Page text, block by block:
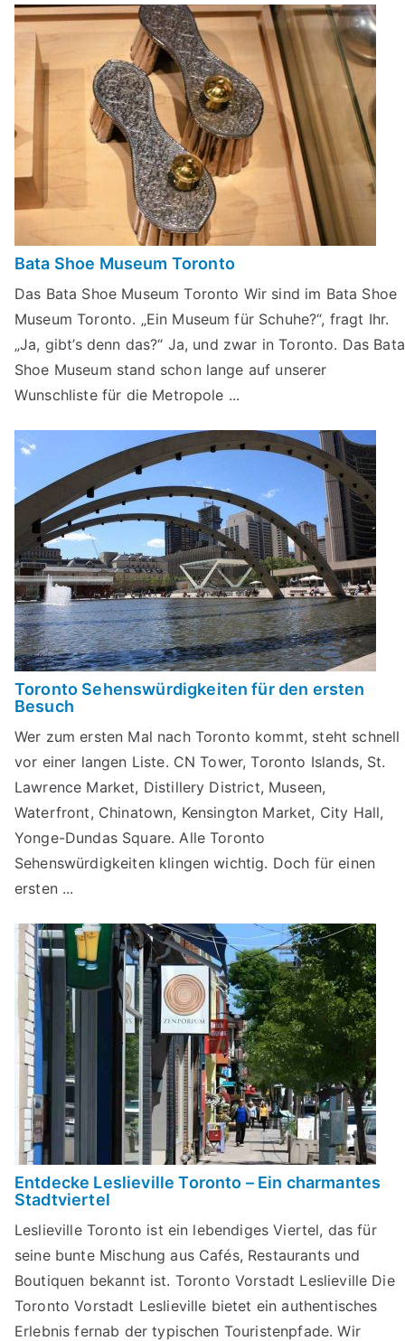
Bata Shoe Museum Toronto
Das Bata Shoe Museum Toronto Wir sind im Bata Shoe
Museum Toronto. „Ein Museum für Schuhe?“, fragt Ihr.
„Ja, gibt’s denn das?“ Ja, und zwar in Toronto. Das Bata
Shoe Museum stand schon lange auf unserer
Wunschliste für die Metropole ...
Toronto Sehenswürdigkeiten für den ersten
Besuch
Wer zum ersten Mal nach Toronto kommt, steht schnell
vor einer langen Liste. CN Tower, Toronto Islands, St.
Lawrence Market, Distillery District, Museen,
Waterfront, Chinatown, Kensington Market, City Hall,
Yonge-Dundas Square. Alle Toronto
Sehenswürdigkeiten klingen wichtig. Doch für einen
ersten ...
Entdecke Leslieville Toronto – Ein charmantes
Stadtviertel
Leslieville Toronto ist ein lebendiges Viertel, das für
seine bunte Mischung aus Cafés, Restaurants und
Boutiquen bekannt ist. Toronto Vorstadt Leslieville Die
Toronto Vorstadt Leslieville bietet ein authentisches
Erlebnis fernab der typischen Touristenpfade. Wir